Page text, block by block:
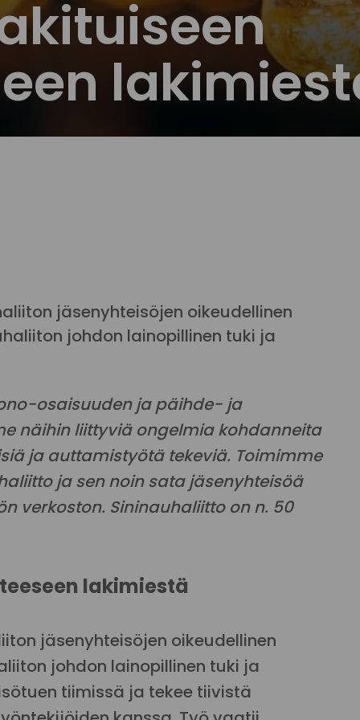
jäsenyhteisöjen oikeudellinen
johdon lainopillinen tuki ja
osaisuuden ja päihde- ja
näihin liittyviä ongelmia kohdanneita
ja auttamistyötä tekeviä. Toimimme
ja sen noin sata jäsenyhteisöä
verkoston. Sininauhaliitto on n. 50
lakimiestä
jäsenyhteisöjen oikeudellinen
johdon lainopillinen tuki ja
tiimissä ja tekee tiivistä